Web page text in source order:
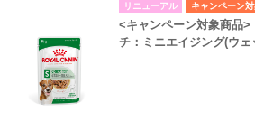
リニューアル キャンペーン対
<キャンペーン対象商品>
チ：ミニエイジング(ウェ